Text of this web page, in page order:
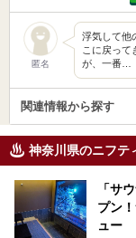
匿名
浮気して他
こに戻って
が、一番…
関連情報から探す
神奈川県のニフテ
「サ
プン
ュー